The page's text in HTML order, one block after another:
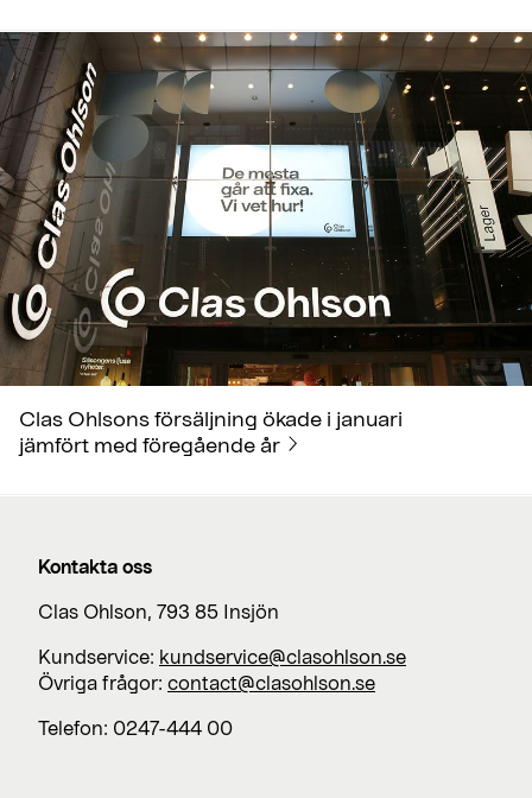
Clas Ohlsons försäljning ökade i januari
jämfört med föregående år
Kontakta oss
Clas Ohlson, 793 85 Insjön
Kundservice: kundservice@clasohlson.se
Övriga frågor: contact@clasohlson.se
Telefon: 0247-444 00